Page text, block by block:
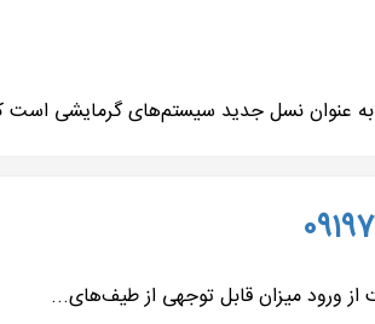
عنوان نسل جدید سیستم‌های گرمایشی است
از ورود میزان قابل توجهی از طیف‌های...